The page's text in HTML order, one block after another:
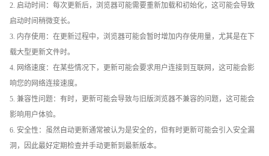
2. 启动时间：每次更新后，浏览器可能需要重新加载和初始化，这可能会导致
启动时间稍微变长。
3. 内存使用：在更新过程中，浏览器可能会暂时增加内存使用量，尤其是在下
载大型更新文件时。
4. 网络速度：在某些情况下，更新可能会要求用户连接到互联网，这可能会影
响您的网络连接速度。
5. 兼容性问题：有时，更新可能会导致与旧版浏览器不兼容的问题，这可能会
影响用户体验。
6. 安全性：虽然自动更新通常被认为是安全的，但有时更新可能会引入安全漏
洞，因此最好定期检查并手动更新到最新版本。